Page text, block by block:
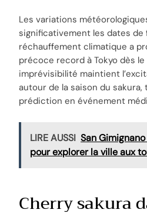
Les variations
significativement les dates de
réchauffement climatique a
précoce record à Tokyo dès le
imprévisibilité maintient
autour de la saison du
prédiction en événement
LIRE AUSSI San
pour explorer la ville aux
Cherry sakura